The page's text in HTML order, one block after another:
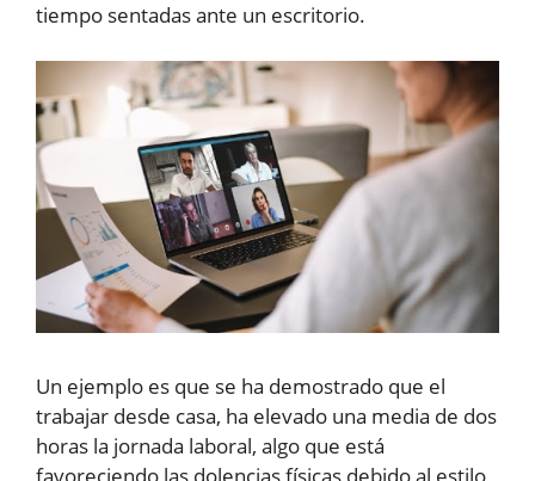
tiempo sentadas ante un escritorio.
Un ejemplo es que se ha demostrado que el
trabajar desde casa, ha elevado una media de dos
horas la jornada laboral, algo que está
favoreciendo las dolencias físicas debido al estilo